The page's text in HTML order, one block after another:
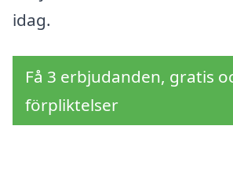
idag.
Få 3 erbjudanden, gratis
förpliktelser